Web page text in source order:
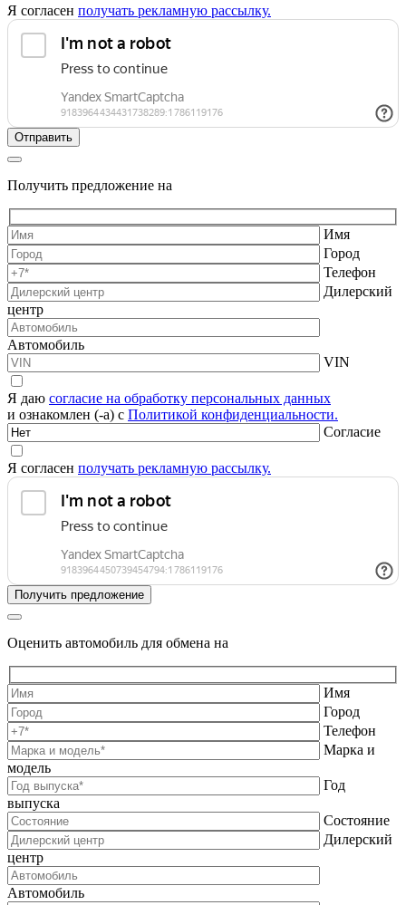
Я согласен получать рекламную рассылку.
Получить предложение на
Имя
Город
Телефон
Дилерский
центр
Автомобиль
VIN
Я даю согласие на обработку персональных данных
и ознакомлен (-а) с Политикой конфиденциальности.
Согласие
Я согласен получать рекламную рассылку.
Оценить автомобиль для обмена на
Имя
Город
Телефон
Марка и
модель
Год
выпуска
Состояние
Дилерский
центр
Автомобиль